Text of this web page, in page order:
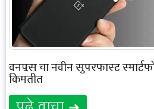
वनप्लस चा नवीन सुपरफास्ट
किमतीत